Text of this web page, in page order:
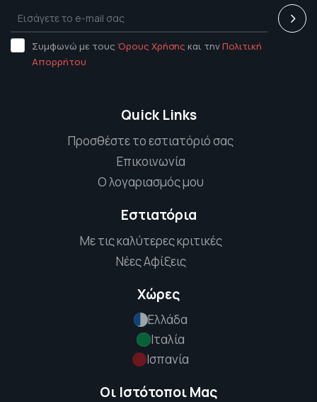
Συμφωνώ με τους Όρους Χρήσης και τηνΠολιτική
Απορρήτου
Quick Links
Προσθέστε το εστιατόριό σας
Επικοινωνία
Ο λογαριασμός μου
Εστιατόρια
Με τις καλύτερες κριτικές
Νέες Αφίξεις
Χώρες
Ελλάδα
Ιταλία
Ισπανία
Οι Ιστότοποι Μας